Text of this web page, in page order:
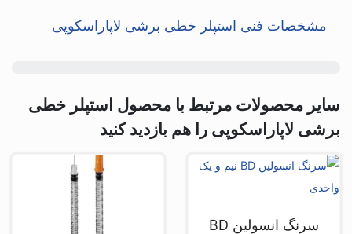
مشخصات فنی استپلر خطی برشی لاپاراسکوپی
سایر محصولات مرتبط با محصول استپلر خطی
برشی لاپاراسکوپی را هم بازدید کنید
سرنگ انسولین BD